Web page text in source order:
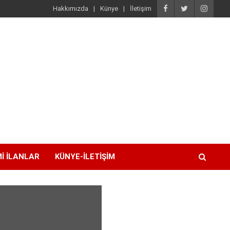
Hakkımızda Künye İletişim
İLANLAR KÜNYE-İLETIŞIM